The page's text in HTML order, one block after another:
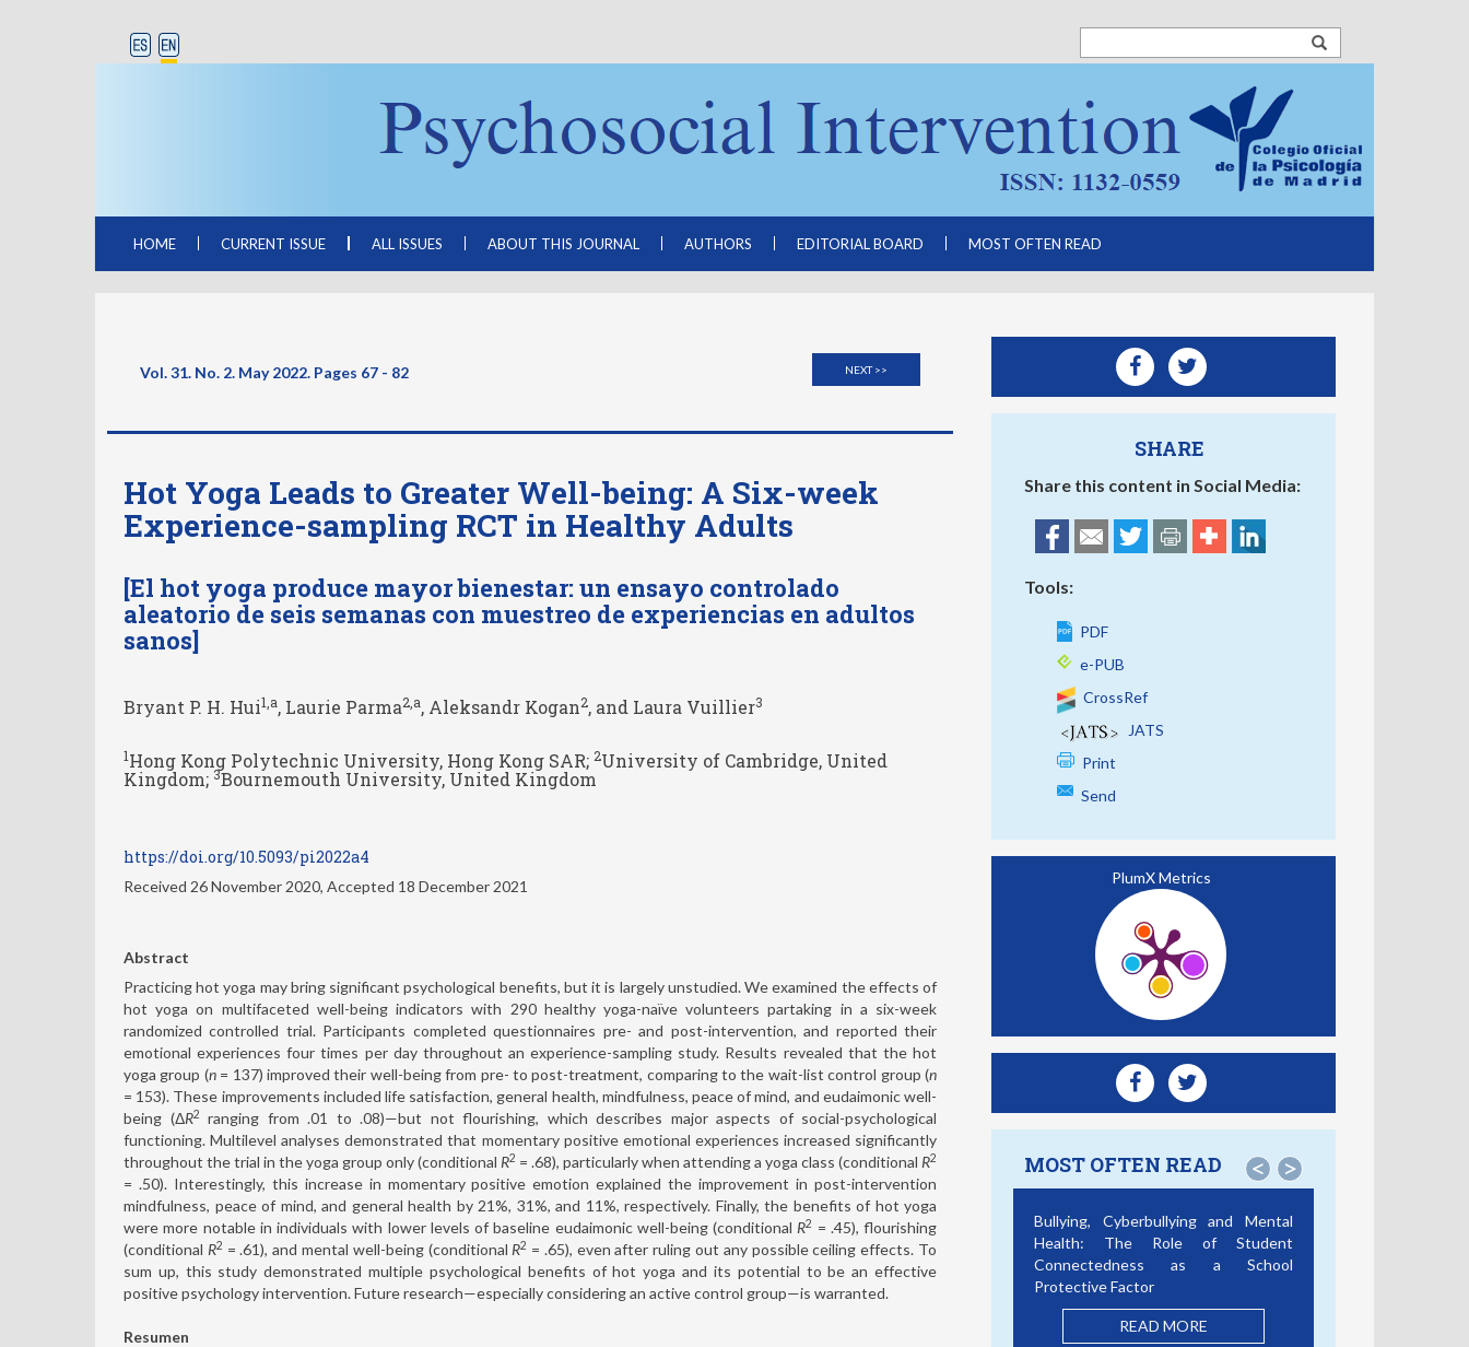
HOME CURRENT ISSUE ALL ISSUES ABOUT THIS JOURNAL AUTHORS EDITORIAL BOARD MOST OFTEN READ
Vol. 31. No. 2. May 2022. Pages 67 - 82 NEXT >>
Hot Yoga Leads to Greater Well-being: A Six-week
Experience-sampling RCT in Healthy Adults
[El hot yoga produce mayor bienestar: un ensayo controlado
aleatorio de seis semanas con muestreo de experiencias en adultos
sanos]
Bryant P. H. Hui1 ,a, Laurie Parma2 ,a, Aleksandr Kogan2, and Laura Vuillier3
1Hong Kong Polytechnic University, Hong Kong SAR; 2University of Cambridge, United
Kingdom; 3Bournemouth University, United Kingdom
https://doi.org/10.5093/pi2022a4
Received 26 November 2020, Accepted 18 December 2021
Abstract
Practicing hot yoga may bring significant psychological benefits, but it is largely unstudied. We examined the effects of
hot yoga on multifaceted well-being indicators with 290 healthy yoga-naïve volunteers partaking in a six-week
randomized controlled trial. Participants completed questionnaires pre- and post-intervention, and reported their
emotional experiences four times per day throughout an experience-sampling study. Results revealed that the hot
yoga group (n= 137) improved their well-being from pre- to post-treatment, comparing to the wait-list control group (n
= 153). These improvements included life satisfaction, general health, mindfulness, peace of mind, and eudaimonic well-
being (ΔR2
ranging from .01 to .08)—but not flourishing, which describes major aspects of social-psychological
functioning. Multilevel analyses demonstrated that momentary positive emotional experiences increased significantly
throughout the trial in the yoga group only (conditional R2 = .68), particularly when attending a yoga class (conditional R2
= .50). Interestingly, this increase in momentary positive emotion explained the improvement in post-intervention
mindfulness, peace of mind, and general health by 21%, 31%, and 11%, respectively. Finally, the benefits of hot yoga
were more notable in individuals with lower levels of baseline eudaimonic well-being (conditional R2 = .45), flourishing
(conditional R2 = .61), and mental well-being (conditional R2 = .65), even after ruling out any possible ceiling effects. To
sum up, this study demonstrated multiple psychological benefits of hot yoga and its potential to be an effective
positive psychology intervention. Future research—especially considering an active control group—is warranted.
Resumen
SHARE
Share this content in Social Media:
Tools:
PDF
e-PUB
CrossRef
JATS
Print
Send
PlumX Metrics
MOST OFTEN READ < >
Smartphone Addiction, Social
Support, and Cybercrime
Victimization: A Discrete Survival and
Growth Mixture Model
READ MORE